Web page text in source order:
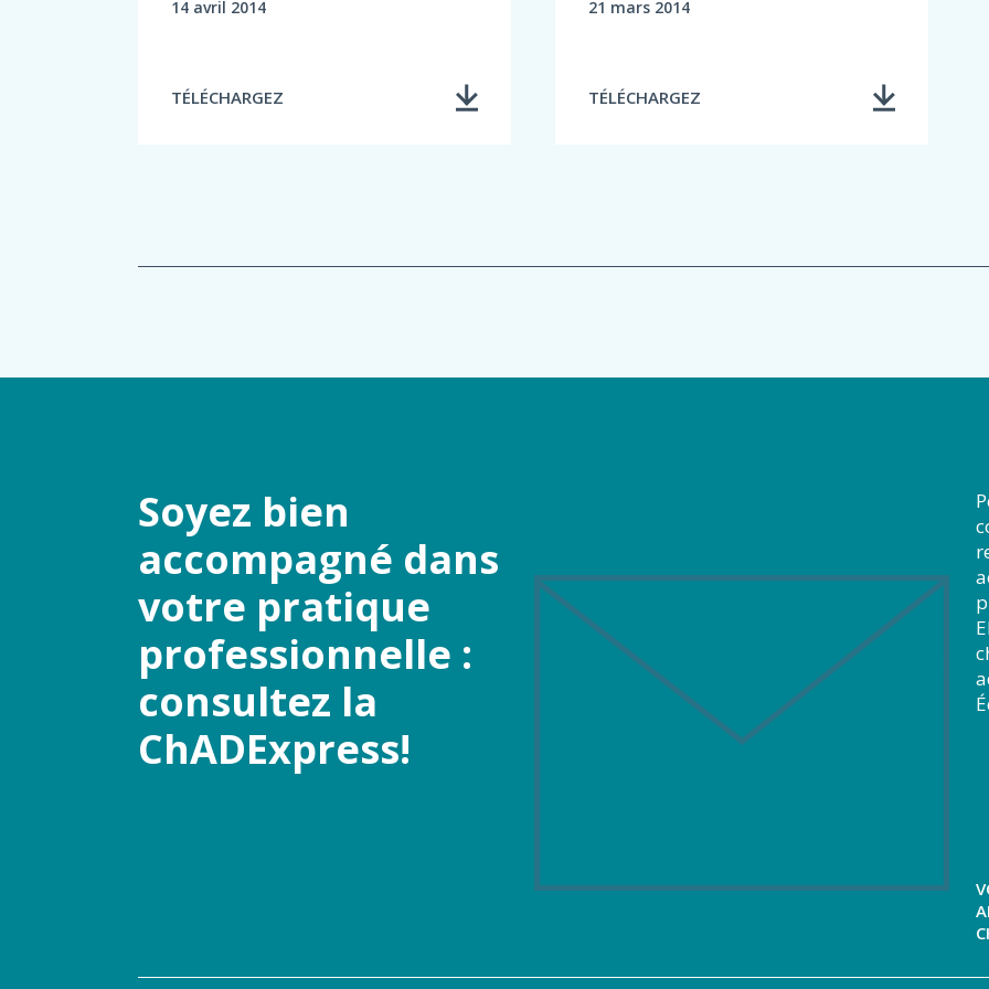
14 avril 2014
TÉLÉCHARGEZ
21 mars 2014
TÉLÉCHARGEZ
Soyez bien
accompagné dans
votre pratique
professionnelle :
consultez la
ChADExpress!